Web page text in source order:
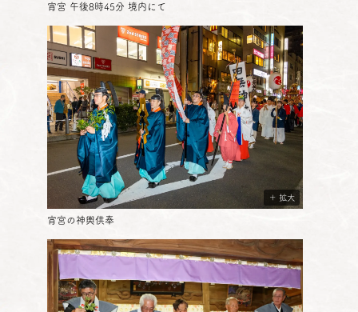
宵宮 午後8時45分 境内にて
＋ 拡大
宵宮の神輿供奉